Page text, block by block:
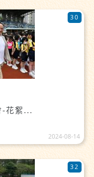
花絮...
30
2024-08-14
32